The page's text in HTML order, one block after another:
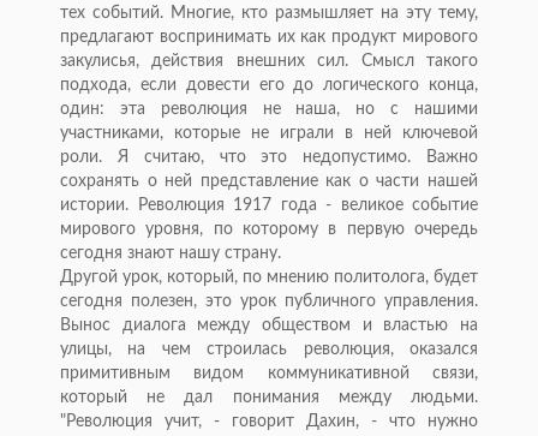
тех событий. Многие, кто размышляет на эту тему,
предлагают воспринимать их как продукт мирового
закулисья, действия внешних сил. Смысл такого
подхода, если довести его до логического конца,
один: эта революция не наша, но с нашими
участниками, которые не играли в ней ключевой
роли. Я считаю, что это недопустимо. Важно
сохранять о ней представление как о части нашей
истории. Революция 1917 года - великое событие
мирового уровня, по которому в первую очередь
сегодня знают нашу страну.
Другой урок, который, по мнению политолога, будет
сегодня полезен, это урок публичного управления.
Вынос диалога между обществом и властью на
улицы, на чем строилась революция, оказался
примитивным видом коммуникативной связи,
который не дал понимания между людьми.
"Революция учит, - говорит Дахин, - что нужно